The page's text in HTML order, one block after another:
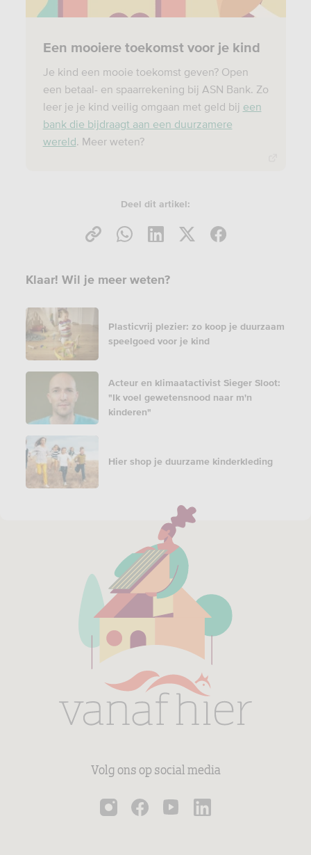
Een mooiere toekomst voor je kind
Je kind een mooie toekomst geven? Open
een betaal- en spaarrekening bij ASN Bank. Zo
leer je je kind veilig omgaan met geld bij een
bank die bijdraagt aan een duurzamere
wereld. Meer weten?
Deel dit artikel:
Klaar! Wil je meer weten?
Plasticvrij plezier: zo koop je duurzaam
speelgoed voor je kind
Acteur en klimaatactivist Sieger Sloot:
"Ik voel gewetensnood naar m'n
kinderen"
Hier shop je duurzame kinderkleding
Volg ons op social media